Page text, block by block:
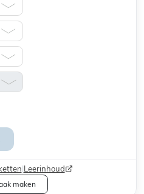
|Leerinhoud
maken